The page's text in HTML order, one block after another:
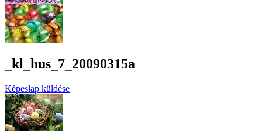
_kl_hus_7_20090315a
Képeslap küldése